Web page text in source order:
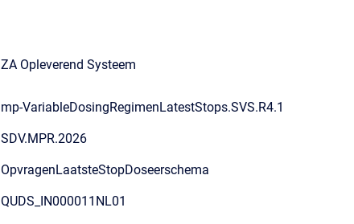
ZA Opleverend Systeem
mp-VariableDosingRegimenLatestStops.SVS.R4.1
SDV.MPR.2026
OpvragenLaatsteStopDoseerschema
QUDS_IN000011NL01